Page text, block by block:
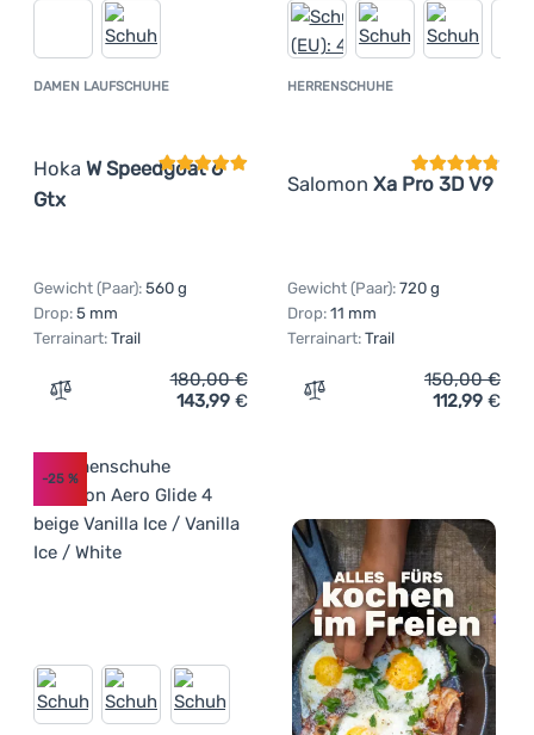
DAMEN LAUFSCHUHE
Hoka W Speedgoat 6
Gtx
Kundenbewertung
Gewicht (Paar): 560 g
Drop: 5 mm
Terrainart: Trail
Zum Vergleich 'Damen Laufschuhe Hoka W Speedgoat
180,00€
143,99 €
HERRENSCHUHE
Salomon Xa Pro 3D V9
Gewicht (Paar): 720 g
Drop: 11 mm
Terrainart: Trail
Zum Vergleich
150,00€
112,99 €
-25 %